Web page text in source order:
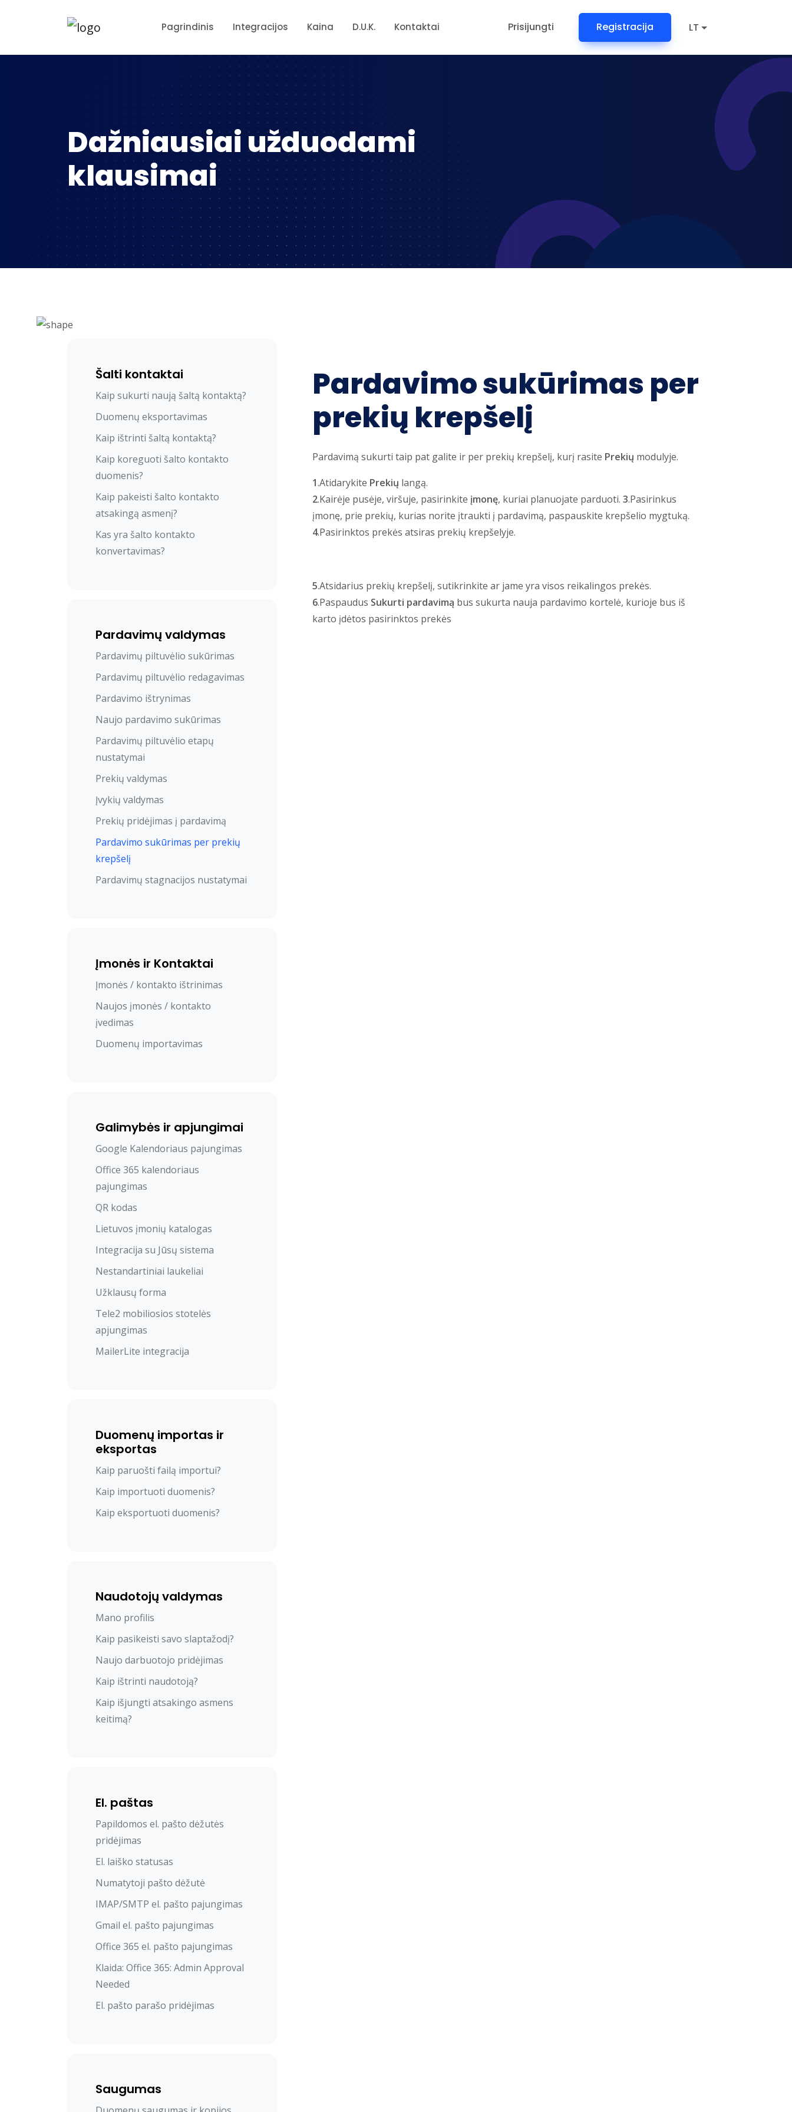
Pagrindinis Integracijos Kaina D.U.K. Kontaktai Prisijungti Registracija LT
Dažniausiai užduodami
klausimai
Šalti kontaktai
Kaip sukurti naują šaltą kontaktą?
Duomenų eksportavimas
Kaip ištrinti šaltą kontaktą?
Kaip koreguoti šalto kontakto
duomenis?
Kaip pakeisti šalto kontakto
atsakingą asmenį?
Kas yra šalto kontakto
konvertavimas?
Pardavimų valdymas
Pardavimų piltuvėlio sukūrimas
Pardavimų piltuvėlio redagavimas
Pardavimo ištrynimas
Naujo pardavimo sukūrimas
Pardavimų piltuvėlio etapų
nustatymai
Prekių valdymas
Įvykių valdymas
Prekių pridėjimas į pardavimą
Pardavimo sukūrimas per prekių
krepšelį
Pardavimų stagnacijos nustatymai
Įmonės ir Kontaktai
Įmonės / kontakto ištrinimas
Naujos įmonės / kontakto
įvedimas
Duomenų importavimas
Galimybės ir apjungimai
Google Kalendoriaus pajungimas
Office 365 kalendoriaus
pajungimas
QR kodas
Lietuvos įmonių katalogas
Integracija su Jūsų sistema
Nestandartiniai laukeliai
Užklausų forma
Tele2 mobiliosios stotelės
apjungimas
MailerLite integracija
Duomenų importas ir
eksportas
Kaip paruošti failą importui?
Kaip importuoti duomenis?
Kaip eksportuoti duomenis?
Naudotojų valdymas
Mano profilis
Kaip pasikeisti savo slaptažodį?
Naujo darbuotojo pridėjimas
Kaip ištrinti naudotoją?
Kaip išjungti atsakingo asmens
keitimą?
El. paštas
Papildomos el. pašto dėžutės
pridėjimas
El. laiško statusas
Numatytoji pašto dėžutė
IMAP/SMTP el. pašto pajungimas
Gmail el. pašto pajungimas
Office 365 el. pašto pajungimas
Klaida: Office 365: Admin Approval
Needed
El. pašto parašo pridėjimas
Saugumas
Pardavimo sukūrimas per
prekių krepšelį
Pardavimą sukurti taip pat galite ir per prekių krepšelį, kurį rasite Prekių modulyje.
1.Atidarykite Prekių langą.
2.Kairėje pusėje, viršuje, pasirinkite įmonę, kuriai planuojate parduoti. 3.Pasirinkus
įmonę, prie prekių, kurias norite įtraukti į pardavimą, paspauskite krepšelio mygtuką.
4.Pasirinktos prekės atsiras prekių krepšelyje.
5.Atsidarius prekių krepšelį, sutikrinkite ar jame yra visos reikalingos prekės.
6.Paspaudus Sukurti pardavimą bus sukurta nauja pardavimo kortelė, kurioje bus iš
karto įdėtos pasirinktos prekės